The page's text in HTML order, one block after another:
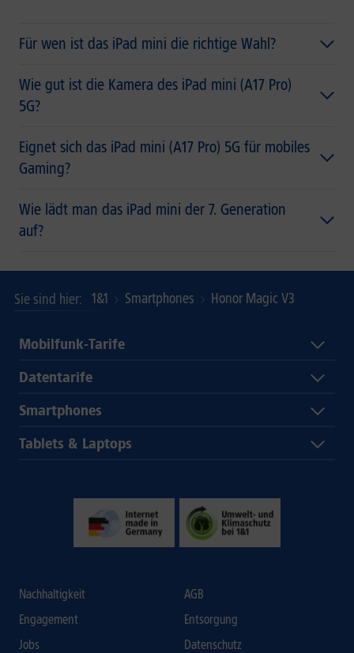
Für wen ist das iPad mini die richtige Wahl?
Wie gut ist die Kamera des iPad mini (A17 Pro)
5G?
Eignet sich das iPad mini (A17 Pro) 5G für mobiles
Gaming?
Wie lädt man das iPad mini der 7. Generation
auf?
Sie sind hier 1&1 Smartphones Honor Magic V3
Mobilfunk-Tarife
Datentarife
Smartphones
Tablets & Laptops
Nachhaltigkeit
Engagement
Jobs
AGB
Entsorgung
Datenschutz